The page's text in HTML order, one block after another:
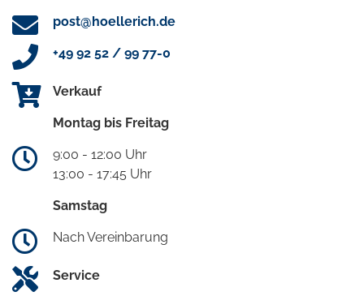
post@hoellerich.de
+49 92 52 / 99 77-0
Verkauf
Montag bis Freitag
9:00 - 12:00 Uhr
13:00 - 17:45 Uhr
Samstag
Nach Vereinbarung
Service